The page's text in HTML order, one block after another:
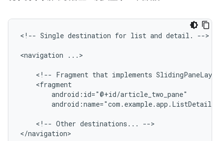
<!-- Single destination for list and detail. -->
<navigation ...>
<!-- Fragment that implements
<!-- Other destinations...
-->